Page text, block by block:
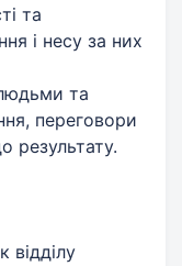
та
і несу за них
та
переговори
результату.